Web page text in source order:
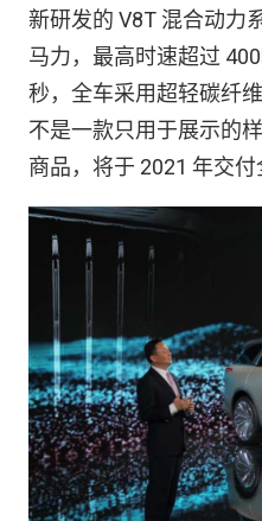
新研发的 V8T 混合动力
马力，最高时速超过
秒，全车采用超轻碳纤
不是一款只用于展示的
商品，将于 2021 年交付